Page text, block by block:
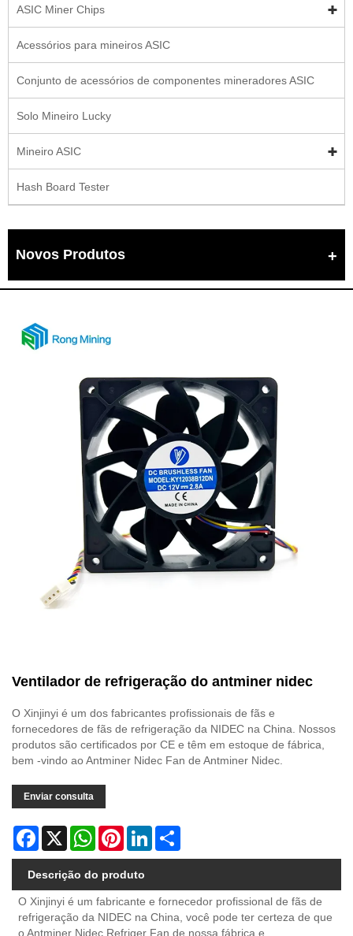
ASIC Miner Chips
Acessórios para mineiros ASIC
Conjunto de acessórios de componentes mineradores ASIC
Solo Mineiro Lucky
Mineiro ASIC
Hash Board Tester
Novos Produtos
Ventilador de refrigeração do antminer nidec
O Xinjinyi é um dos fabricantes profissionais de fãs e
fornecedores de fãs de refrigeração da NIDEC na China. Nossos
produtos são certificados por CE e têm em estoque de fábrica,
bem -vindo ao Antminer Nidec Fan de Antminer Nidec.
Enviar consulta
Facebook
X WhatsAppPinterestLinkedIn
Descrição do produto
O Xinjinyi é um fabricante e fornecedor profissional de fãs de
refrigeração da NIDEC na China, você pode ter certeza de que
o Antminer Nidec Refriger Fan de nossa fábrica e